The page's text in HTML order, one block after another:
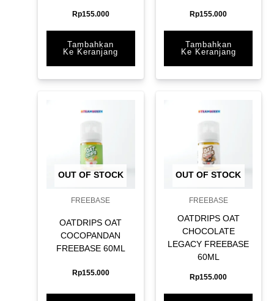
Rp155.000
Tambahkan
Ke Keranjang
Rp155.000
Tambahkan
Ke Keranjang
OUT OF STOCK
FREEBASE
OATDRIPS OAT
COCOPANDAN
FREEBASE 60ML
Rp155.000
OUT OF STOCK
FREEBASE
OATDRIPS OAT
CHOCOLATE
LEGACY FREEBASE
60ML
Rp155.000